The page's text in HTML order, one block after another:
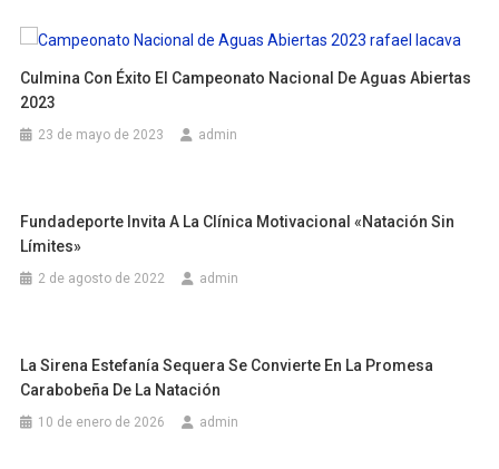
Culmina Con Éxito El Campeonato Nacional De Aguas Abiertas
2023
23 de mayo de 2023 admin
Fundadeporte Invita A La Clínica Motivacional «Natación Sin
Límites»
2 de agosto de 2022 admin
La Sirena Estefanía Sequera Se Convierte En La Promesa
Carabobeña De La Natación
10 de enero de 2026 admin